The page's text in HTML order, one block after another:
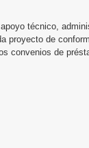
apoyo técnico,
proyecto de
convenios de
en los niveles